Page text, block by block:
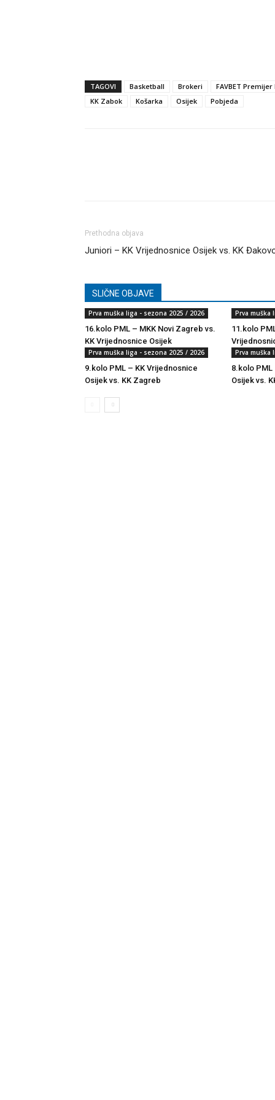
TAGOVI Basketball Brokeri
FAVBET
KK Zabok
Košarka Osijek Pobjeda
Prethodna objava
Juniori – KK Vrijednosnice Osijek vs. KK
SLIČNE OBJAVE
Prva muška liga - sezona 2025 / 2026
16.kolo PML – MKK Novi Zagreb vs.
KK Vrijednosnice Osijek
Prva muška
11.kolo
Prva muška liga - sezona 2025 / 2026
9.kolo PML – KK Vrijednosnice
Osijek vs. KK Zagreb
Prva muška
8.kolo
Osijek vs.